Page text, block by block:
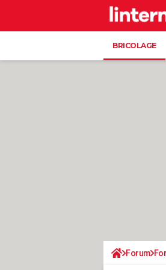
BRICOLAGE
Forum